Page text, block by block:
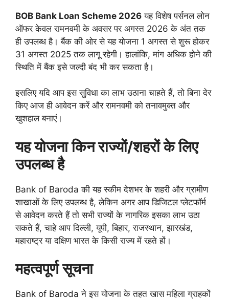
BOB Bank Loan Scheme 2026 यह विशेष पर्सनल लोन
ऑफर केवल रामनवमी के अवसर पर अगस्त 2026 के अंत तक
ही उपलब्ध है। बैंक की ओर से यह योजना 1 अगस्त से शुरू होकर
31 अगस्त 2025 तक लागू रहेगी। हालांकि, मांग अधिक होने की
स्थिति में बैंक इसे जल्दी बंद भी कर सकता है।
इसलिए यदि आप इस सुविधा का लाभ उठाना चाहते हैं, तो बिना देर
किए आज ही आवेदन करें और रामनवमी को तनावमुक्त और
खुशहाल बनाएं।
यह योजना किन राज्यों/शहरों के लिए
उपलब्ध है
Bank of Baroda की यह स्कीम देशभर के शहरी और ग्रामीण
शाखाओं के लिए उपलब्ध है, लेकिन अगर आप डिजिटल प्लेटफॉर्म
से आवेदन करते हैं तो सभी राज्यों के नागरिक इसका लाभ उठा
सकते हैं, चाहे आप दिल्ली, यूपी, बिहार, राजस्थान, झारखंड,
महाराष्ट्र या दक्षिण भारत के किसी राज्य में रहते हों।
महत्वपूर्ण सूचना
Bank of Baroda ने इस योजना के तहत खास महिला ग्राहकों